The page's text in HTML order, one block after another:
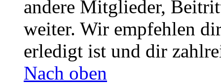
andere Mitglieder,
weiter. Wir empfehlen
erledigt ist und dir
Nach oben